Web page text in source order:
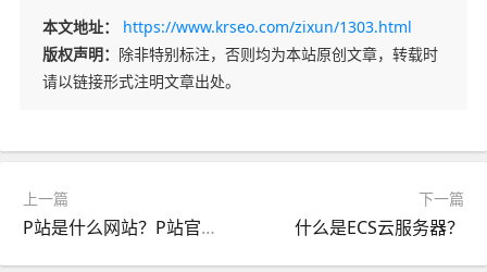
本文地址：
https://www.krseo.com/zixun/1303.html
版权声明： 除非特别标注，否则均为本站原创文章，转载时
请以链接形式注明文章出处。
上一篇
P站是什么网站？P站官网网址入口
下一篇
什么是ECS云服务器？